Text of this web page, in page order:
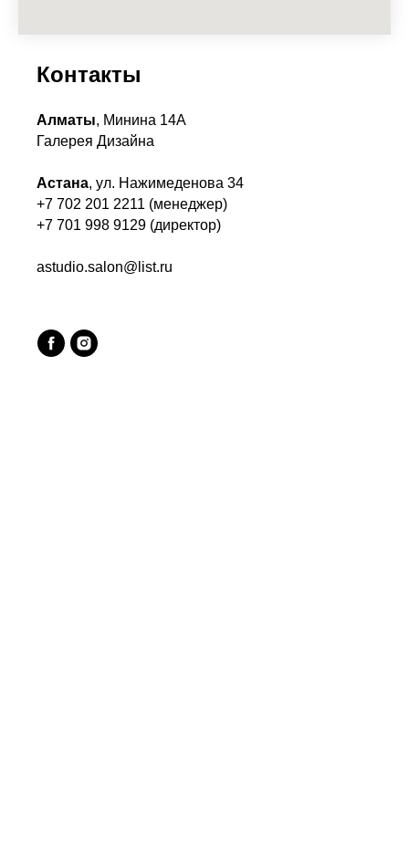
Контакты
Алматы, Минина 14А
Галерея Дизайна
Астана, ул. Нажимеденова 34
+7 702 201 2211 (менеджер)
+7 701 998 9129 (директор)
astudio.salon@list.ru